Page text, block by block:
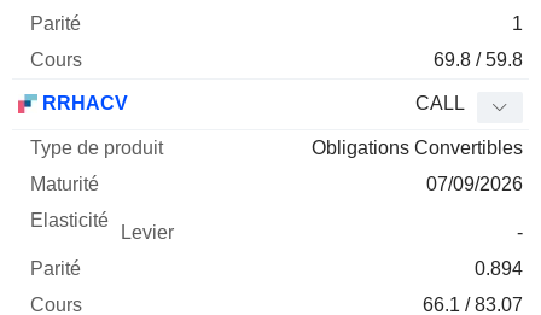
1
69.8 / 59.8
RRHACV CALL
Obligations Convertibles
07/09/2026
-
0.894
66.1 / 83.07